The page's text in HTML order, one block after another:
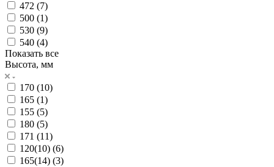
472 (7)
500 (1)
530 (9)
540 (4)
Показать все
Высота, мм
170 (10)
165 (1)
155 (5)
180 (5)
171 (11)
120(10) (6)
165(14) (3)